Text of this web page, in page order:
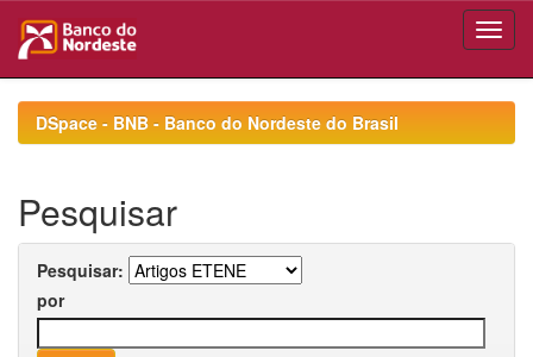
navigationDSpace - BNB - Banco do Nordeste do Brasil
Pesquisar
Pesquisar:
por